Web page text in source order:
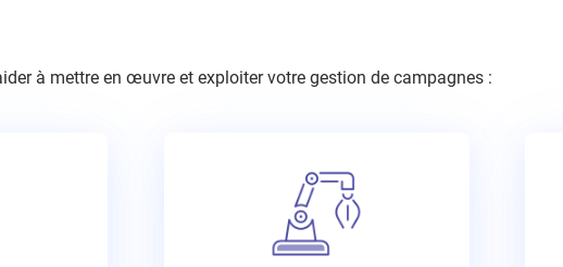
à mettre en œuvre et exploiter votre gestion de campagnes :